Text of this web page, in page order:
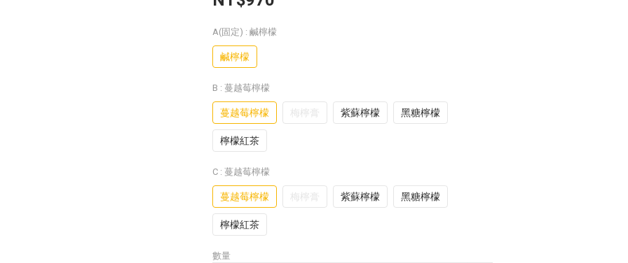
A(固定) : 鹹檸檬
鹹檸檬
B : 蔓越莓檸檬
蔓越莓檸檬 梅檸膏 紫蘇檸檬 黑糖檸檬
檸檬紅茶
C : 蔓越莓檸檬
蔓越莓檸檬 梅檸膏 紫蘇檸檬 黑糖檸檬
檸檬紅茶
數量